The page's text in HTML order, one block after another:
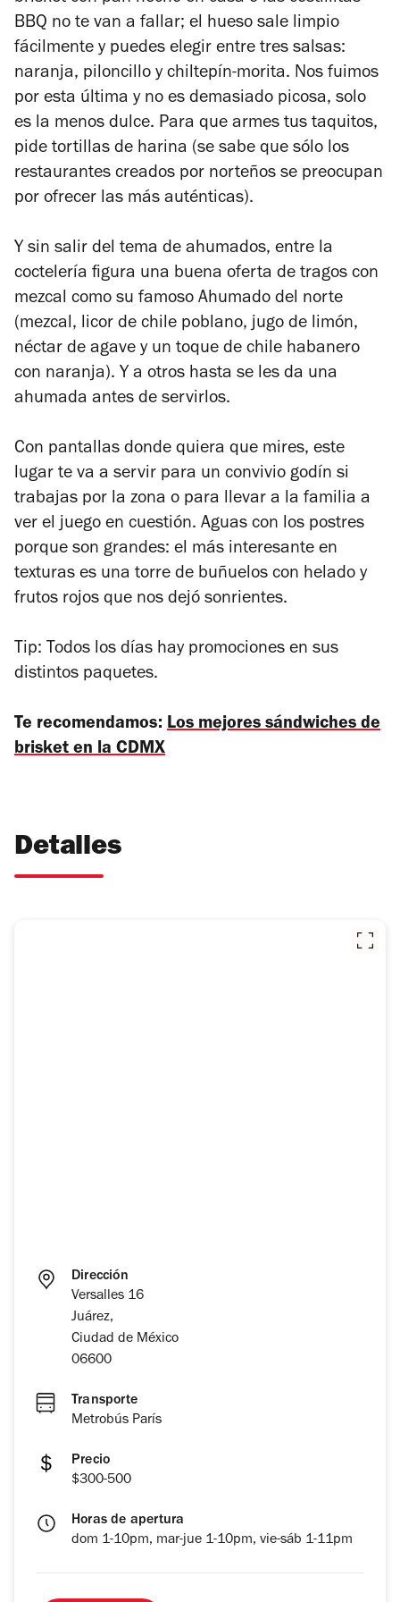
BBQ no te van a fallar; el hueso sale limpio
fácilmente y puedes elegir entre tres salsas:
naranja, piloncillo y chiltepín-morita. Nos fuimos
por esta última y no es demasiado picosa, solo
es la menos dulce. Para que armes tus taquitos,
pide tortillas de harina (se sabe que sólo los
restaurantes creados por norteños se preocupan
por ofrecer las más auténticas).
Y sin salir del tema de ahumados, entre la
coctelería figura una buena oferta de tragos con
mezcal como su famoso Ahumado del norte
(mezcal, licor de chile poblano, jugo de limón,
néctar de agave y un toque de chile habanero
con naranja). Y a otros hasta se les da una
ahumada antes de servirlos.
Con pantallas donde quiera que mires, este
lugar te va a servir para un convivio godín si
trabajas por la zona o para llevar a la familia a
ver el juego en cuestión. Aguas con los postres
porque son grandes: el más interesante en
texturas es una torre de buñuelos con helado y
frutos rojos que nos dejó sonrientes.
Tip: Todos los días hay promociones en sus
distintos paquetes.
Te recomendamos: Los mejores sándwiches de
brisket en la CDMX
Detalles
Dirección
Versalles 16
Juárez,
Ciudad de México
06600
Transporte
Metrobús París
Precio
$300-500
Horas de apertura
dom 1-10pm, mar-jue 1-10pm, vie-sáb 1-11pm